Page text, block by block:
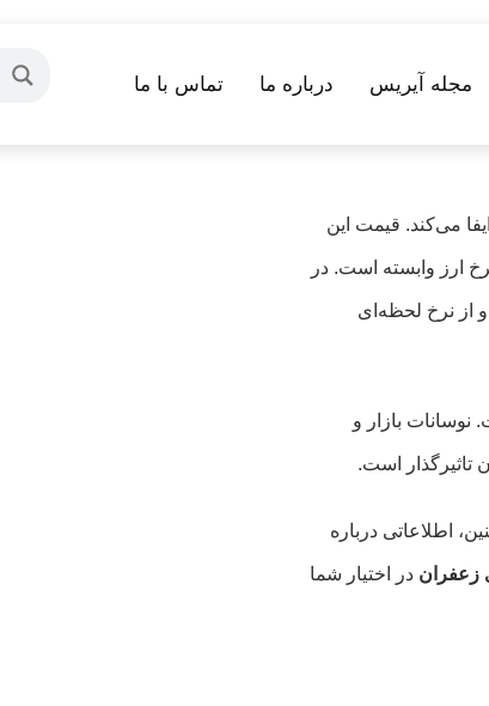
مجله آیریس درباره ما تماس با ما
می‌کند. قیمت این
ارز وابسته است. در
از نرخ لحظه‌ای
بازار و
تاثیرگذار است.
اطلاعاتی درباره
زعفران در اختیار شما